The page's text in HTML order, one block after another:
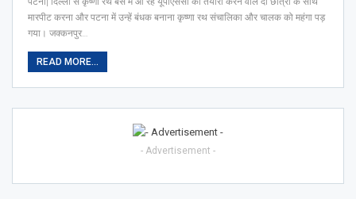
मारपीट करना और पटना में उन्हें बंधक बनाना कृष्णा रथ संचालिका और चालक को महंगा पड़
गया। जक्कनपुर…
READ MORE...
- Advertisement -